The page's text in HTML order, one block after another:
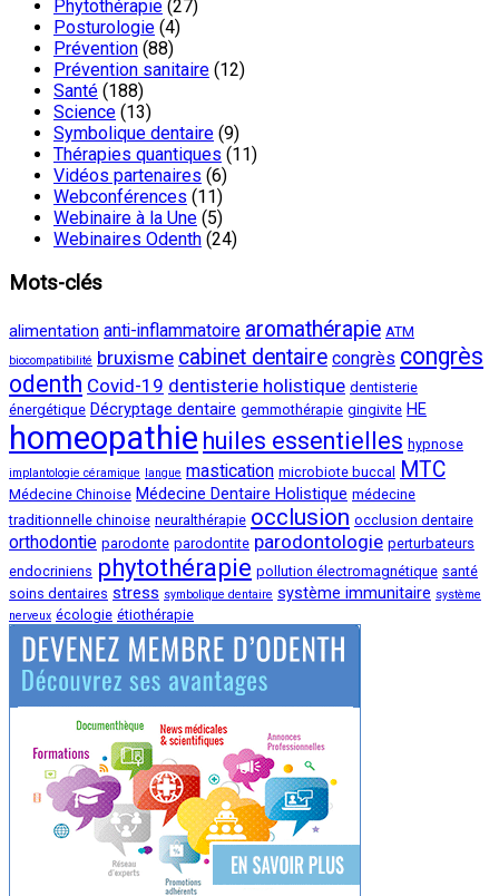
Phytothérapie (27)
Posturologie (4)
Prévention (88)
Prévention sanitaire (12)
Santé (188)
Science (13)
Symbolique dentaire (9)
Thérapies quantiques (11)
Vidéos partenaires (6)
Webconférences (11)
Webinaire à la Une (5)
Webinaires Odenth (24)
Mots-clés
alimentation anti-inflammatoire aromathérapie ATM
biocompatibilité bruxisme cabinet dentaire congrès congrès
odenth Covid-19 dentisterie holistique dentisterie
énergétique Décryptage dentaire gemmothérapie gingivite HE
homeopathie huiles essentielles hypnose
implantologie céramique langue mastication microbiote buccal MTC
Médecine Chinoise Médecine Dentaire Holistique médecine
traditionnelle chinoise neuralthérapie occlusion occlusion dentaire
orthodontie parodonte parodontite parodontologie perturbateurs
endocriniens phytothérapie pollution électromagnétique santé
soins dentaires stress symbolique dentaire système immunitaire système
nerveux écologie étiothérapie